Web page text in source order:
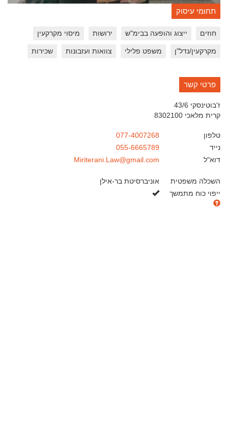
תחומי עיסוק
חוזים ייצוג והופעה בבימ"ש ירושות מיסוי מקרקעין
מקרקעין/נדל"ן משפט פלילי צוואות ועזבונות שכירות
פרטי קשר
ז'בוטינסקי 43/6
קרית מלאכי 8302100
טלפון
077-4007268
נייד
055-6665789
דוא"ל
Miriterani.Law@gmail.com
השכלה משפטית
אוניברסיטת בר-אילן
ייפוי כוח מתמשך
כן